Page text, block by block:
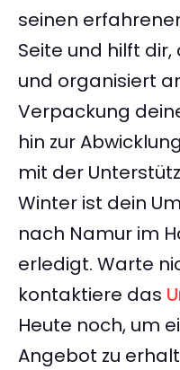
seinen
Seite und hilft
und organisiert
Verpackung
hin zur
mit der
Winter ist dein
nach Namur im
erledigt. Warte
kontaktiere das
Heute noch, um
Angebot zu